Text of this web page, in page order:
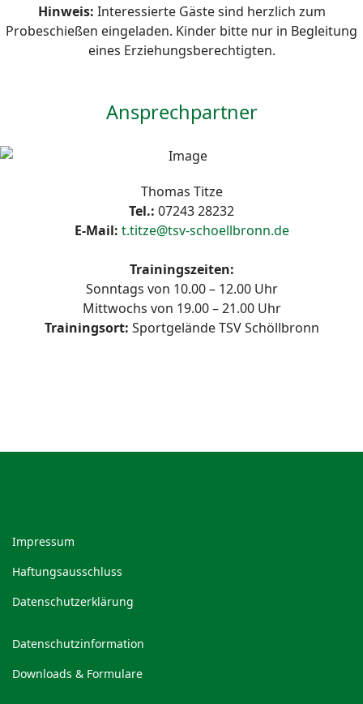
Hinweis: Interessierte Gäste sind herzlich zum
Probeschießen eingeladen. Kinder bitte nur in Begleitung
eines Erziehungsberechtigten.
Ansprechpartner
Thomas Titze
Tel.: 07243 28232
E-Mail: t.titze@tsv-schoellbronn.de
Trainingszeiten:
Sonntags von 10.00 – 12.00 Uhr
Mittwochs von 19.00 – 21.00 Uhr
Trainingsort: Sportgelände TSV Schöllbronn
Impressum
Haftungsausschluss
Datenschutzerklärung
Datenschutzinformation
Downloads & Formulare